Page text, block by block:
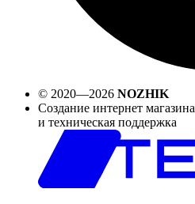
© 2020—2026 NOZHIK
Создание интернет магазина
и техническая поддержка